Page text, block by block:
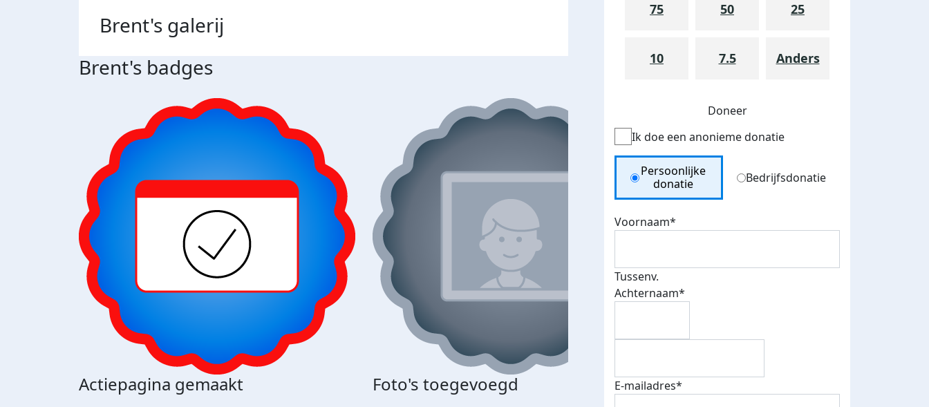
Brent's galerij
Brent's badges
Actiepagina gemaakt Foto's toegevoegd E-mails verstuurd
Top fondsenwerver
75 50 25
10 7.5 Anders
Doneer
Ik doe een anonieme donatie
Donation Type
Persoonlijke
donatie
Bedrijfsdonatie
Voornaam*
Tussenv.
Achternaam*
E-mailadres*